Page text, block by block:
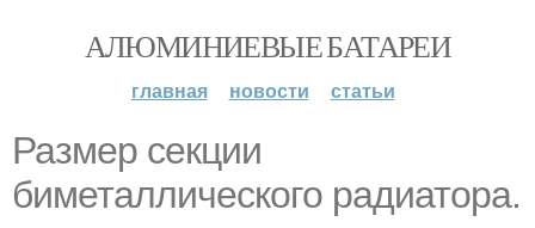
АЛЮМИНИЕВЫЕ БАТАРЕИ
главная новости статьи
Размер секции
биметаллического радиатора.